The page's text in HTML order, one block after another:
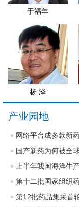
于福年
杨 泽
产业园地
网络平台成多款新
国产新药为何被全
上半年我国海洋生
第十二批国家组织
第12批药品集采首